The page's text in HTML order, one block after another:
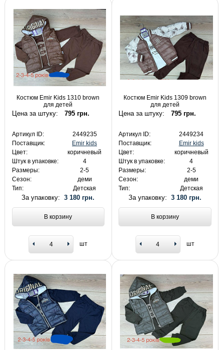
Костюм Emir Kids 1310 brown
для детей
Цена за штуку: 795 грн.
Артикул ID:
2449235
Поставщик:
Emir kids
Цвет:
коричневый
Штук в упаковке:
4
Размеры:
2-5
Сезон:
деми
Тип:
Детская
За упаковку: 3 180 грн.
В корзину
шт
Костюм Emir Kids 1309 brown
для детей
Цена за штуку: 795 грн.
Артикул ID:
2449234
Поставщик:
Emir kids
Цвет:
коричневый
Штук в упаковке:
4
Размеры:
2-5
Сезон:
деми
Тип:
Детская
За упаковку: 3 180 грн.
В корзину
шт